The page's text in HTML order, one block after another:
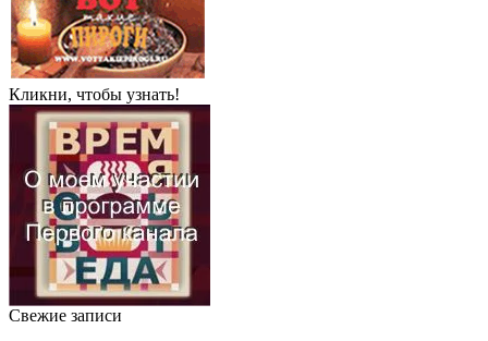
Кликни, чтобы узнать!
Свежие записи